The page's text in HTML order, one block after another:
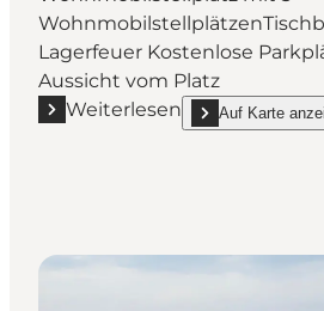
Lagerfeuer Kostenlose
Aussicht vom Platz
Weiterlesen
Mehr erfahren "AutoCamper
Auf Karte
show